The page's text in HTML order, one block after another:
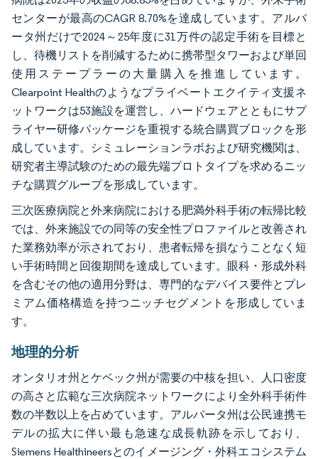
センターが最高のCAGR 8.70%を達成しています。アルバ
ータ州だけで2024～25年度に31万件の認定手術を目標と
し、待機リストを削減するために携帯型タワーおよび単回
使用ステープラーの大量購入を推進しています。
Clearpoint Healthのようなプライベートエクイティ支援ネ
ットワークは53施設を運営し、ハードウェアとともにサプ
ライヤー研修パッケージを重視する統合購買ブロックを形
成しています。シミュレーションラボおよび研究機関は、
研究者主導試験のための最先端プロトタイプを求めるニッ
チな購買グループを形成しています。
三次医療病院と外来病院における肥満外科手術の転帰比較
では、外来施設での同等の安全性プロファイルと改善され
た業務効率が示されており、患者転帰を損なうことなく短
い手術時間と回復期間を達成しています。眼科・形成外科
を含むその他の適用分野は、専門的なデバイス要件とプレ
ミアム価格構造を持つニッチセグメントを形成していま
す。
地理的分析
オンタリオ州とケベック州が需要の中核を担い、人口密度
の高さと広範な三次病院ネットワークにより全外科手術件
数の半数以上を占めています。アルバータ州は公民連携モ
デルの拡大に伴い最も急速な成長軌跡を示しており、
Siemens Healthineersとのイメージング・外科エコシステム